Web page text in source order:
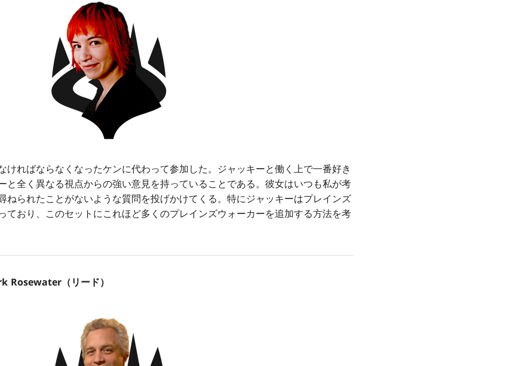
ればならなくなったケンに代わって参加した。ジャッキーと働く上で一番好き
と全く異なる視点からの強い意見を持っていることである。彼女はいつも私が考
ねられたことがないような質問を投げかけてくる。特にジャッキーはプレインズ
ており、このセットにこれほど多くのプレインズウォーカーを追加する方法を考
Rosewater（リード）